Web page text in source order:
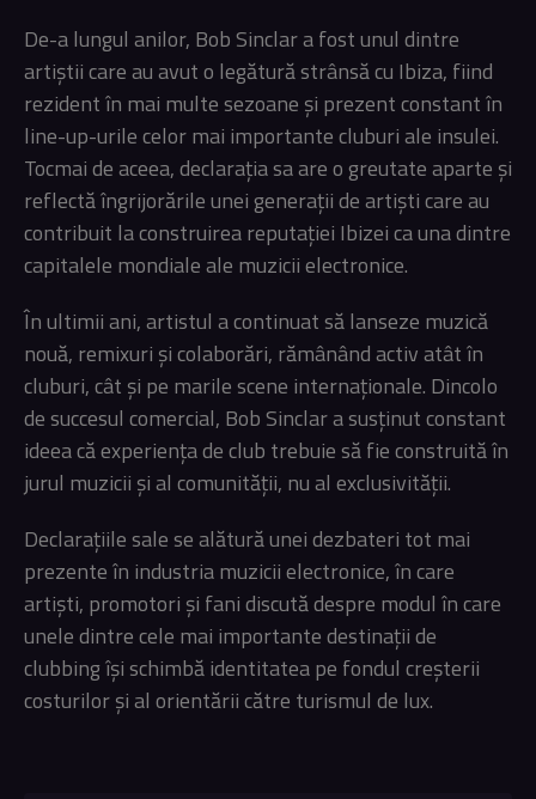
De-a lungul anilor, Bob Sinclar a fost unul dintre
artiștii care au avut o legătură strânsă cu Ibiza, fiind
rezident în mai multe sezoane și prezent constant în
line-up-urile celor mai importante cluburi ale insulei.
Tocmai de aceea, declarația sa are o greutate aparte și
reflectă îngrijorările unei generații de artiști care au
contribuit la construirea reputației Ibizei ca una dintre
capitalele mondiale ale muzicii electronice.
În ultimii ani, artistul a continuat să lanseze muzică
nouă, remixuri și colaborări, rămânând activ atât în
cluburi, cât și pe marile scene internaționale. Dincolo
de succesul comercial, Bob Sinclar a susținut constant
ideea că experiența de club trebuie să fie construită în
jurul muzicii și al comunității, nu al exclusivității.
Declarațiile sale se alătură unei dezbateri tot mai
prezente în industria muzicii electronice, în care
artiști, promotori și fani discută despre modul în care
unele dintre cele mai importante destinații de
clubbing își schimbă identitatea pe fondul creșterii
costurilor și al orientării către turismul de lux.